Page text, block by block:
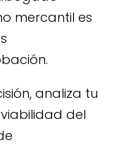
mercantil es
analiza tu
del